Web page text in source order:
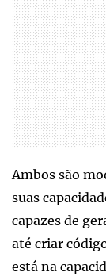
Ambos são
suas
capazes de
até criar
está na